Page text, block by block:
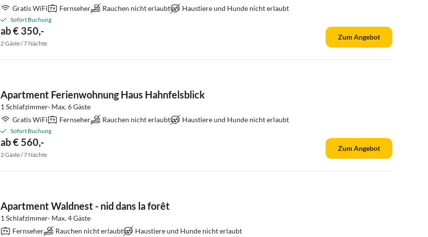
Gratis WiFi
Fernseher Rauchen nicht erlaubt Haustiere und Hunde nicht erlaubt
Sofort Buchung
ab € 350,-
2 Gäste / 7 Nächte
Zum Angebot
Apartment Ferienwohnung Haus Hahnfelsblick
1 Schlafzimmer· Max. 6 Gäste
Gratis WiFi
Fernseher Rauchen nicht erlaubt Haustiere und Hunde nicht erlaubt
Sofort Buchung
ab € 560,-
2 Gäste / 7 Nächte
Zum Angebot
Apartment Waldnest - nid dans la forêt
1 Schlafzimmer· Max. 4 Gäste
Fernseher
Rauchen nicht erlaubt Haustiere und Hunde nicht erlaubt